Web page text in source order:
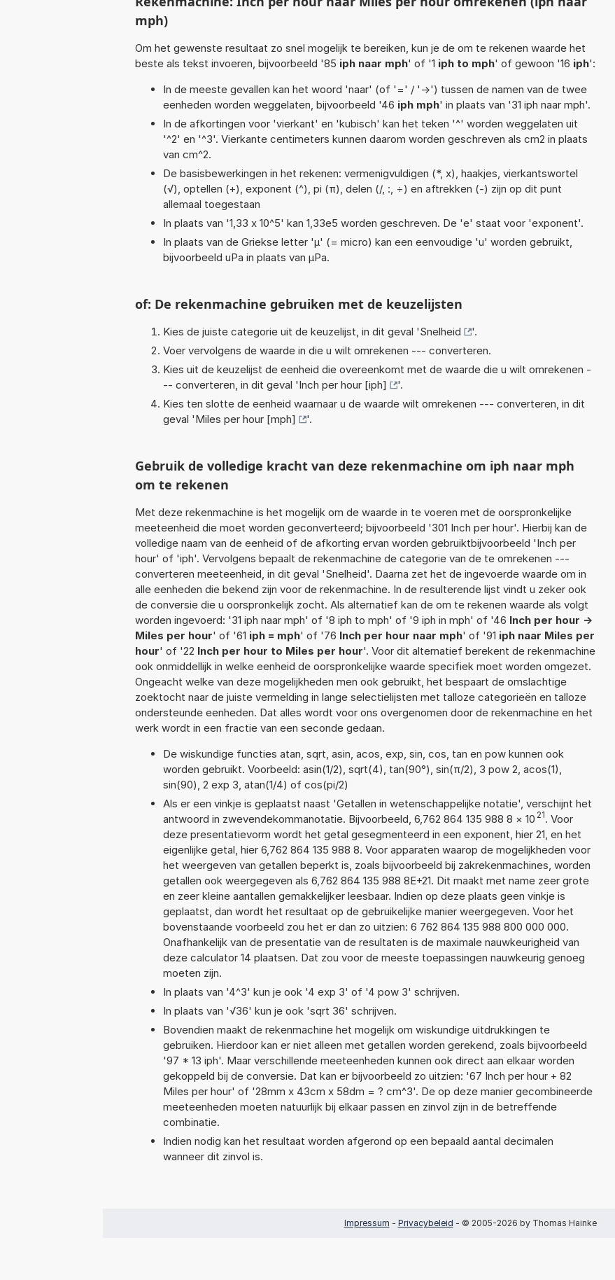
mph)
Om het gewenste resultaat zo snel mogelijk te bereiken, kun je de om te rekenen waarde het
beste als tekst invoeren, bijvoorbeeld '85 iph naar mph' of '1 iph to mph' of gewoon '16 iph':
In de meeste gevallen kan het woord 'naar' (of '=' / '->') tussen de namen van de twee
eenheden worden weggelaten, bijvoorbeeld '46 iph mph' in plaats van '31 iph naar mph'.
In de afkortingen voor 'vierkant' en 'kubisch' kan het teken '^' worden weggelaten uit
'^2' en '^3'. Vierkante centimeters kunnen daarom worden geschreven als cm2 in plaats
van cm^2.
De basisbewerkingen in het rekenen: vermenigvuldigen (*, x), haakjes, vierkantswortel
(√), optellen (+), exponent (^), pi (π), delen (/, :, ÷) en aftrekken (-) zijn op dit punt
allemaal toegestaan
In plaats van '1,33 x 10^5' kan 1,33e5 worden geschreven. De 'e' staat voor 'exponent'.
In plaats van de Griekse letter 'µ' (= micro) kan een eenvoudige 'u' worden gebruikt,
bijvoorbeeld uPa in plaats van µPa.
of: De rekenmachine gebruiken met de keuzelijsten
Kies de juiste categorie uit de keuzelijst, in dit geval 'Snelheid
'.
Voer vervolgens de waarde in die u wilt omrekenen --- converteren.
Kies uit de keuzelijst de eenheid die overeenkomt met de waarde die u wilt omrekenen -
-- converteren, in dit geval 'Inch per hour [iph]
'.
Kies ten slotte de eenheid waarnaar u de waarde wilt omrekenen --- converteren, in dit
geval 'Miles per hour [mph] '.
Gebruik de volledige kracht van deze rekenmachine om iph naar mph
om te rekenen
Met deze rekenmachine is het mogelijk om de waarde in te voeren met de oorspronkelijke
meeteenheid die moet worden geconverteerd; bijvoorbeeld '301 Inch per hour'. Hierbij kan de
volledige naam van de eenheid of de afkorting ervan worden gebruiktbijvoorbeeld 'Inch per
hour' of 'iph'. Vervolgens bepaalt de rekenmachine de categorie van de te omrekenen ---
converteren meeteenheid, in dit geval 'Snelheid'. Daarna zet het de ingevoerde waarde om in
alle eenheden die bekend zijn voor de rekenmachine. In de resulterende lijst vindt u zeker ook
de conversie die u oorspronkelijk zocht. Als alternatief kan de om te rekenen waarde als volgt
worden ingevoerd: '31 iph naar mph' of '8 iph to mph' of '9 iph in mph' of '46 Inch per hour ->
Miles per hour' of '61 iph = mph' of '76 Inch per hour naar mph' of '91 iph naar Miles per
hour' of '22 Inch per hour to Miles per hour'. Voor dit alternatief berekent de rekenmachine
ook onmiddellijk in welke eenheid de oorspronkelijke waarde specifiek moet worden omgezet.
Ongeacht welke van deze mogelijkheden men ook gebruikt, het bespaart de omslachtige
zoektocht naar de juiste vermelding in lange selectielijsten met talloze categorieën en talloze
ondersteunde eenheden. Dat alles wordt voor ons overgenomen door de rekenmachine en het
werk wordt in een fractie van een seconde gedaan.
De wiskundige functies atan, sqrt, asin, acos, exp, sin, cos, tan en pow kunnen ook
worden gebruikt. Voorbeeld: asin(1/2), sqrt(4), tan(90°), sin(π/2), 3 pow 2, acos(1),
sin(90), 2 exp 3, atan(1/4) of cos(pi/2)
Als er een vinkje is geplaatst naast 'Getallen in wetenschappelijke notatie', verschijnt het
antwoord in zwevendekommanotatie. Bijvoorbeeld, 6,762 864 135 988 8 × 10 21. Voor
deze presentatievorm wordt het getal gesegmenteerd in een exponent, hier 21, en het
eigenlijke getal, hier 6,762 864 135 988 8. Voor apparaten waarop de mogelijkheden voor
het weergeven van getallen beperkt is, zoals bijvoorbeeld bij zakrekenmachines, worden
getallen ook weergegeven als 6,762 864 135 988 8E+21. Dit maakt met name zeer grote
en zeer kleine aantallen gemakkelijker leesbaar. Indien op deze plaats geen vinkje is
geplaatst, dan wordt het resultaat op de gebruikelijke manier weergegeven. Voor het
bovenstaande voorbeeld zou het er dan zo uitzien: 6 762 864 135 988 800 000 000.
Onafhankelijk van de presentatie van de resultaten is de maximale nauwkeurigheid van
deze calculator 14 plaatsen. Dat zou voor de meeste toepassingen nauwkeurig genoeg
moeten zijn.
In plaats van '4^3' kun je ook '4 exp 3' of '4 pow 3' schrijven.
In plaats van '√36' kun je ook 'sqrt 36' schrijven.
Bovendien maakt de rekenmachine het mogelijk om wiskundige uitdrukkingen te
gebruiken. Hierdoor kan er niet alleen met getallen worden gerekend, zoals bijvoorbeeld
'97 * 13 iph'. Maar verschillende meeteenheden kunnen ook direct aan elkaar worden
gekoppeld bij de conversie. Dat kan er bijvoorbeeld zo uitzien: '67 Inch per hour + 82
Miles per hour' of '28mm x 43cm x 58dm = ? cm^3'. De op deze manier gecombineerde
meeteenheden moeten natuurlijk bij elkaar passen en zinvol zijn in de betreffende
combinatie.
Indien nodig kan het resultaat worden afgerond op een bepaald aantal decimalen
wanneer dit zinvol is.
Impressum - Privacybeleid - © 2005-2026 by Thomas Hainke